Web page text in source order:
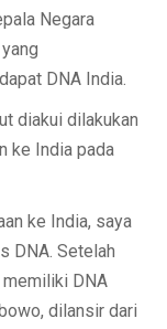
Negara
DNA India.
diakui dilakukan
ke India pada
ke India, saya
DNA. Setelah
DNA
dilansir dari